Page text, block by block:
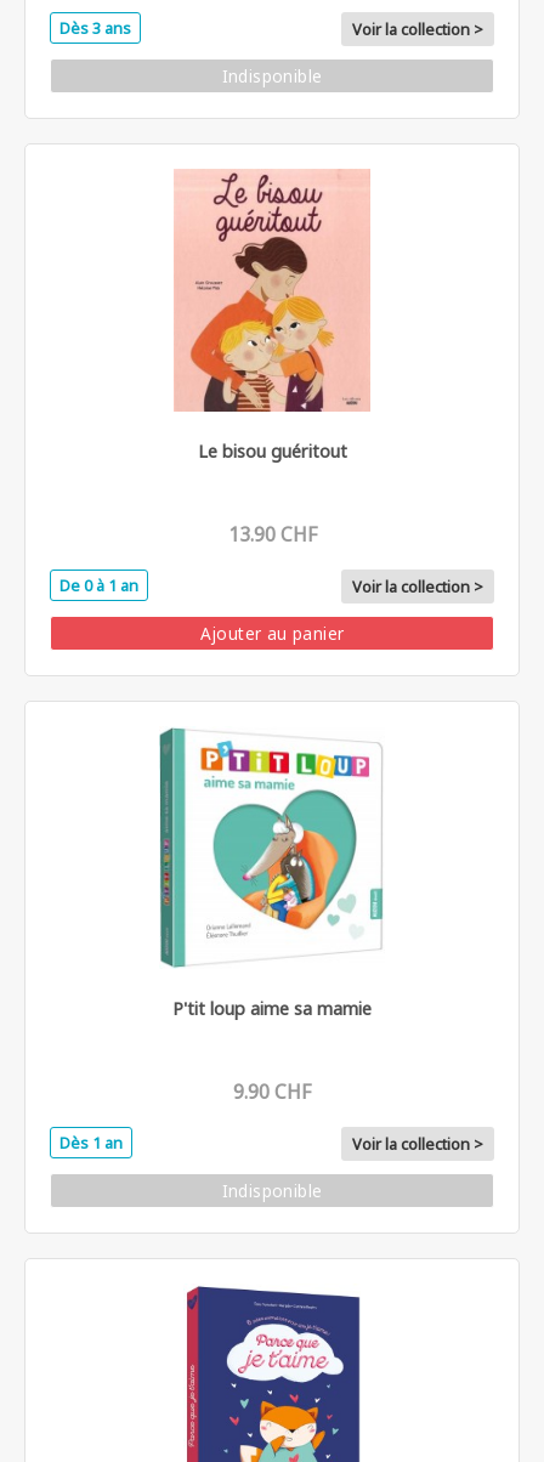
Dès 3 ans Voir la collection >
Indisponible
Le bisou guéritout
13.90 CHF
De 0 à 1 an Voir la collection >
Ajouter au panier
P'tit loup aime sa mamie
9.90 CHF
Dès 1 an Voir la collection >
Indisponible